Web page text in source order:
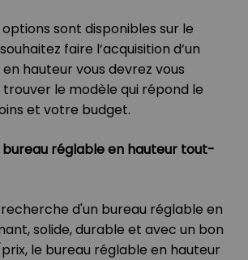
sont disponibles sur le
faire l’acquisition d’un
hauteur vous devrez vous
le modèle qui répond le
et votre budget.
réglable en hauteur tout-
recherche d'un bureau réglable en
solide, durable et avec un bon
le bureau réglable en hauteur